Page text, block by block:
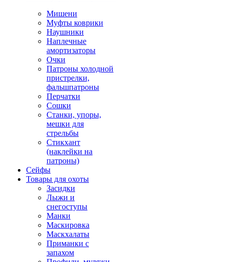
Мишени
Муфты коврики
Наушники
Наплечные
амортизаторы
Очки
Патроны холодной
пристрелки,
фальшпатроны
Перчатки
Сошки
Станки, упоры,
мешки для
стрельбы
Стикхант
(наклейки на
патроны)
Сейфы
Товары для охоты
Засидки
Лыжи и
снегоступы
Манки
Маскировка
Маскхалаты
Приманки с
запахом